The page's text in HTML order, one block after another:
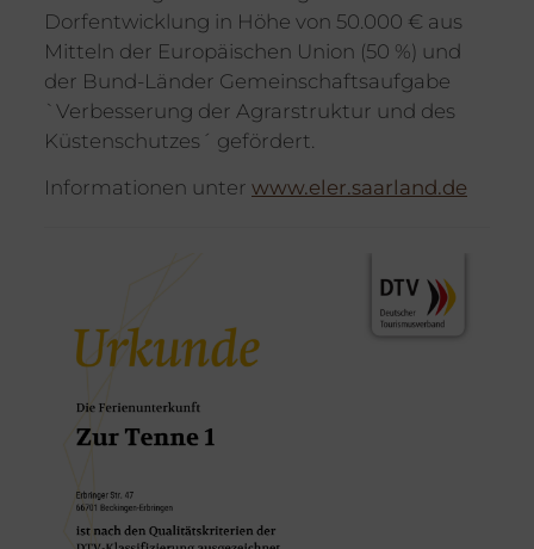
Dorfentwicklung in Höhe von 50.000 € aus
Mitteln der Europäischen Union (50 %) und
der Bund-Länder Gemeinschaftsaufgabe
`Verbesserung der Agrarstruktur und des
Küstenschutzes´ gefördert.
Informationen unter www.eler.saarland.de